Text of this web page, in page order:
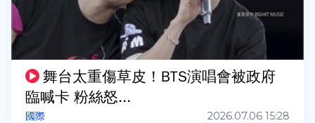
國際
舞台太重傷草皮！BTS演唱會被政府
臨喊卡 粉絲怒...
2026.07.06 15:28